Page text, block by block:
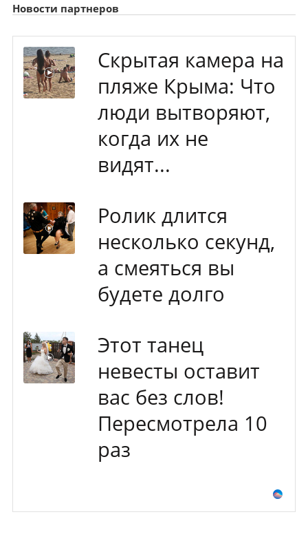
Новости партнеров
Скрытая камера на
пляже Крыма: Что
люди вытворяют,
когда их не
видят...
Ролик длится
несколько секунд,
а смеяться вы
будете долго
Этот танец
невесты оставит
вас без слов!
Пересмотрела 10
раз